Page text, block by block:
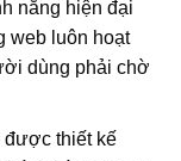
năng hiện đại
web luôn hoạt
dùng phải chờ
được thiết kế